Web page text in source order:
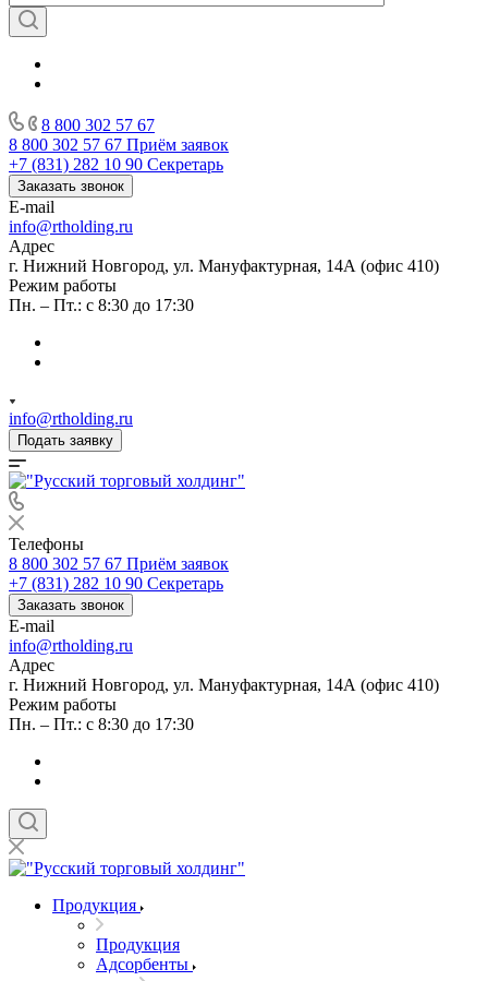
8 800 302 57 67
8 800 302 57 67 Приём заявок
+7 (831) 282 10 90 Секретарь
Заказать звонок
E-mail
info@rtholding.ru
Адрес
г. Нижний Новгород, ул. Мануфактурная, 14А (офис 410)
Режим работы
Пн. – Пт.: с 8:30 до 17:30
info@rtholding.ru
Подать заявку
Телефоны
8 800 302 57 67 Приём заявок
+7 (831) 282 10 90 Секретарь
Заказать звонок
E-mail
info@rtholding.ru
Адрес
г. Нижний Новгород, ул. Мануфактурная, 14А (офис 410)
Режим работы
Пн. – Пт.: с 8:30 до 17:30
Продукция
Продукция
Адсорбенты